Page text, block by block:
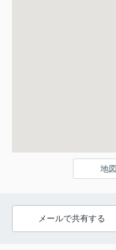
地
メールで共有する